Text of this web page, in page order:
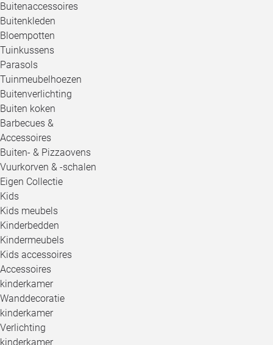
Buitenaccessoires
Buitenkleden
Bloempotten
Tuinkussens
Parasols
Tuinmeubelhoezen
Buitenverlichting
Buiten koken
Barbecues &
Accessoires
Buiten- & Pizzaovens
Vuurkorven & -schalen
Eigen Collectie
Kids
Kids meubels
Kinderbedden
Kindermeubels
Kids accessoires
Accessoires
kinderkamer
Wanddecoratie
kinderkamer
Verlichting
kinderkamer